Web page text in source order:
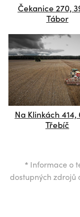
Čekanice 270,
Tábor
Na Klinkách 414,
Třebíč
* Informace o
dostupných zdrojů